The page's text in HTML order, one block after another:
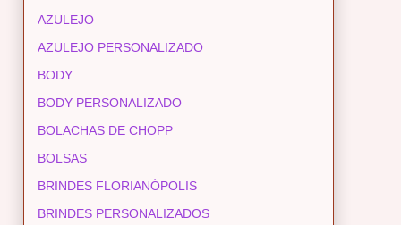
AZULEJO
AZULEJO PERSONALIZADO
BODY
BODY PERSONALIZADO
BOLACHAS DE CHOPP
BOLSAS
BRINDES FLORIANÓPOLIS
BRINDES PERSONALIZADOS